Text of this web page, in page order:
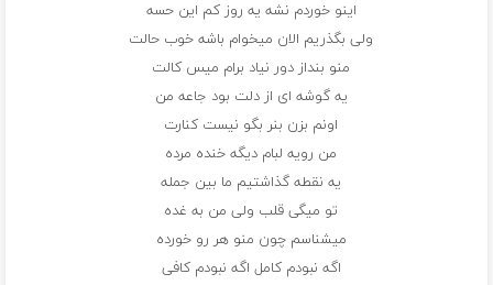
اینو خوردم نشه یه روز کم این حسه
ولی بگذریم الان میخوام باشه خوب حالت
منو بنداز دور نیاد برام میس کالت
یه گوشه ای از دلت بود جاعه من
اونم بزن بنر بگو نیست کنارت
من رویه لبام دیگه خنده مرده
یه نقطه گذاشتیم ما بین جمله
تو میگی قلب ولی من به غده
میشناسم چون منو هر رو خورده
اگه نبودم کامل اگه نبودم کافی